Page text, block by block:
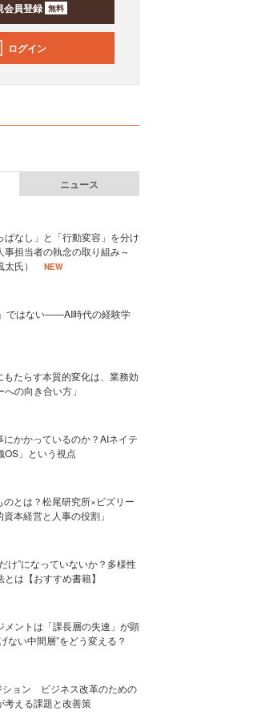
会員登録 無料
ログイン
ニュース
ぱなし」と「行動変容」を分け
担当者の執念の取り組み～
氏）
NEW
ではない——AI時代の経験学
たらす本質的変化は、業務効
の向き合い方」
かかっているのか？AIネイテ
OS」という視点
とは？松尾研究所×ビズリー
本経営と人事の役割」
け”になっていないか？多様性
は【おすすめ書籍】
メントは「課長層の失速」が顕
い中間層”をどう変える？
ション ビジネス改革のための
考える課題と改善策